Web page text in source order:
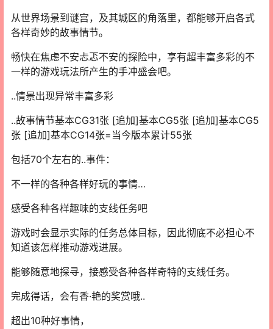
从世界场景到谜宫，及其城区的角落里，都能够开启各式
各样奇妙的故事情节。
畅快在焦虑不安忐忑不安的探险中，享有超丰富多彩的不
一样的游戏玩法所产生的手冲盛会吧。
..情景出现异常丰富多彩
..故事情节基本CG31张 [追加]基本CG5张 [追加]基本CG5
张 [追加]基本CG14张=当今版本累计55张
包括70个左右的..事件：
不一样的各种各样好玩的事情…
感受各种各样趣味的支线任务吧
游戏时会显示实际的任务总体目标，因此彻底不必担心不
知道该怎样推动游戏进展。
能够随意地探寻，接感受各种各样奇特的支线任务。
完成得话，会有香·艳的奖赏哦..
超出10种好事情，